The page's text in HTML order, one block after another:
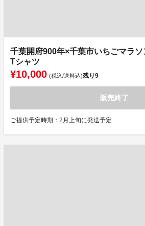
千葉開府900年×千葉市いちごマラ
Tシャツ
¥10,000 (税込/送料込)残り9
販売終了
ご提供予定時期：2月上旬に発送予定